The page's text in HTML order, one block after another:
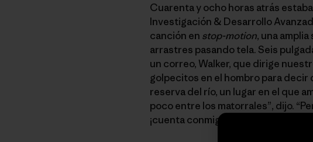
Cuarenta y ocho horas atrás
Investigación & Desarrollo
canción en stop-motion, una
arrastres pasando tela. Seis
un correo, Walker, que dirige
golpecitos en el hombro para decir
reserva del río, un lugar en el que
poco entre los matorrales”, dijo.
¡cuenta conmigo!”.